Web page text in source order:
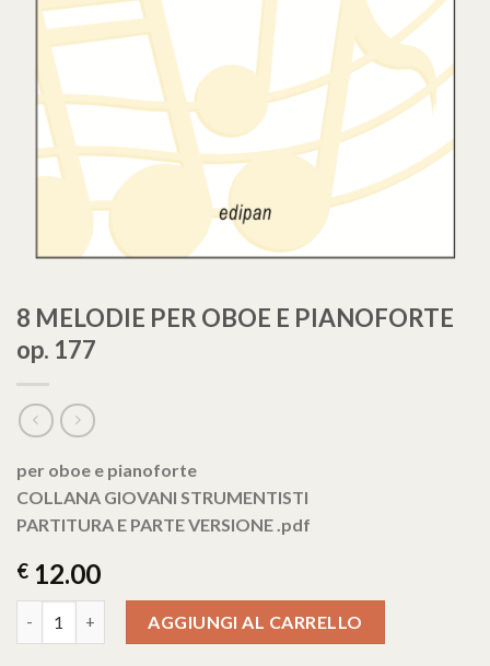
8 MELODIE PER OBOE E PIANOFORTE
op. 177
per oboe e pianoforte
COLLANA GIOVANI STRUMENTISTI
PARTITURA E PARTE VERSIONE .pdf
€ 12.00
AGGIUNGI AL CARRELLO